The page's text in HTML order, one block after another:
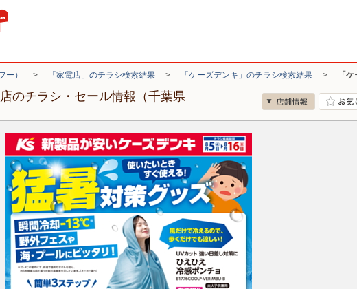
ー） > 「家電店」のチラシ検索結果 > 「ケーズデンキ」のチラシ検索結果 > 「
のチラシ・セール情報（千葉県